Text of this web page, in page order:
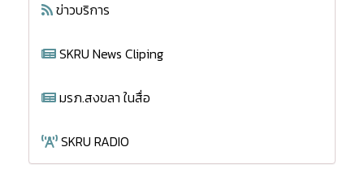
ข่าวบริการ
SKRU News Cliping
มรภ.สงขลา ในสื่อ
SKRU RADIO